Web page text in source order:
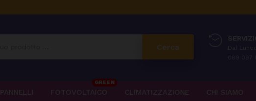
Cerca
Dal
089 097
PANNELLI FOTOVOLTAICO
GREEN
CLIMATIZZAZIONE CHI SIAMO